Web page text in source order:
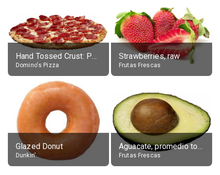
Hand Tossed Crust: Pepperoni Pizza (Large 14")
Domino's Pizza
Strawberries, raw
Frutas Frescas
Glazed Donut
Dunkin'
Aguacate, promedio todos variedades, crudo
Frutas Frescas